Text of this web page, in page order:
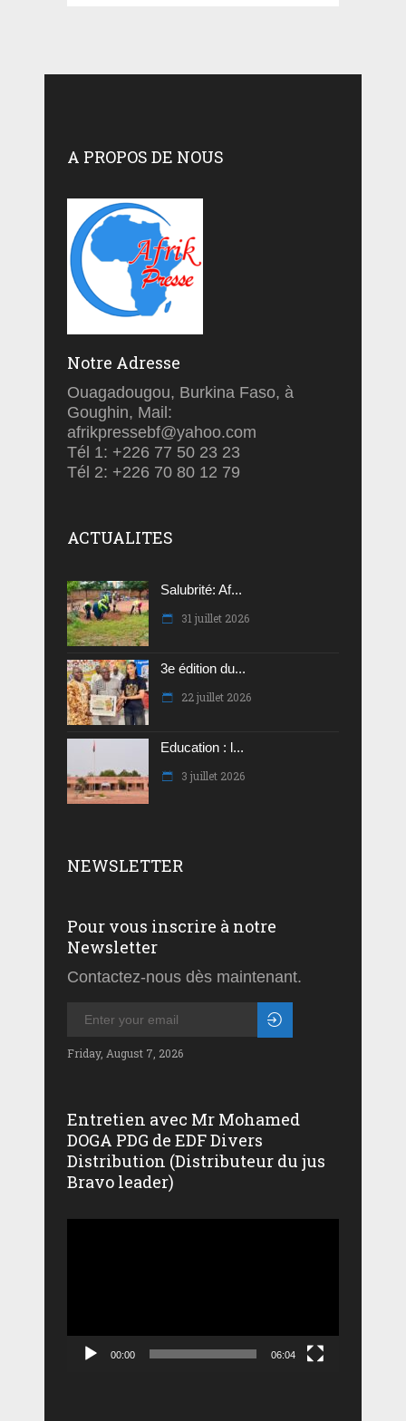
A PROPOS DE NOUS
Notre Adresse
Ouagadougou, Burkina Faso, à
Goughin, Mail:
afrikpressebf@yahoo.com
Tél 1: +226 77 50 23 23
Tél 2: +226 70 80 12 79
ACTUALITES
Salubrité: Af...
31 juillet 2026
3e édition du...
22 juillet 2026
Education : l...
3 juillet 2026
NEWSLETTER
Pour vous inscrire à notre
Newsletter
Contactez-nous dès maintenant.
Friday, August 7, 2026
Entretien avec Mr Mohamed
DOGA PDG de EDF Divers
Distribution (Distributeur du jus
Bravo leader)
00:00 06:04